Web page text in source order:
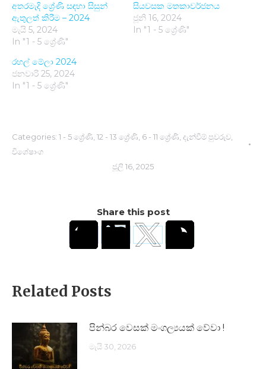
අතරමැදි ශ්‍රේණි සඳහා සිසුන්
ඇතුලත් කිරීම – 2024
මැයි 5, 2024
In "1 - 5 ශ්‍රේණි"
සියවසක මතකාවර්ජනය
ජූනි 16, 2024
In "1 - 5 ශ්‍රේණි"
රහල් මේලා 2024
ජනවාරි 25, 2024
In "1 - 5 ශ්‍රේණි"
Categories: 1 - 5 ශ්‍රේණි 12 - 13 ශ්‍රේණි 6 - 11 ශ්‍රේණි දැන්වීම් පුවරුව
විශේෂාංග
ජූලි 16, 2025
Share this post
Related Posts
පින්බර වෙසක් මංගල්‍යයක් වේවා !
මැයි 30, 2026